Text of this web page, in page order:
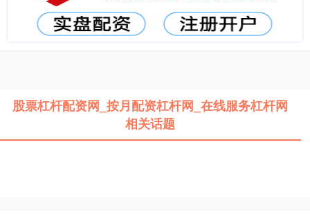
股票杠杆配资网_按月配资杠杆网_在线服务杠杆网
相关话题